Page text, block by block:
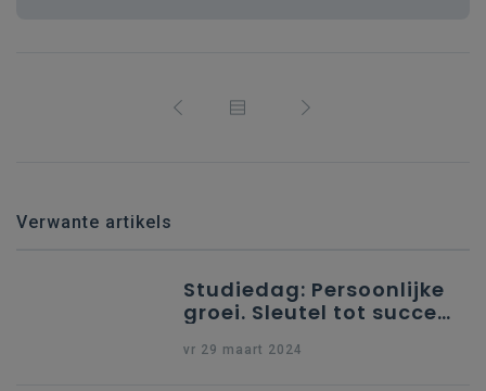
Verwante artikels
Studiedag: Persoonlijke
groei. Sleutel tot succes
vr 29 maart 2024